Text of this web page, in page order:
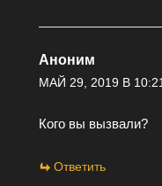
Аноним
МАЙ 29, 2019 В
Кого вы вызвали?
Ответить